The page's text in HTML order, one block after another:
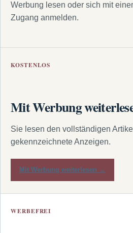
Werbung lesen oder sich mit
Zugang anmelden.
KOSTENLOS
Mit Werbung
Sie lesen den vollständigen
gekennzeichnete Anzeigen.
Mit Werbung weiterlesen →
WERBEFREI